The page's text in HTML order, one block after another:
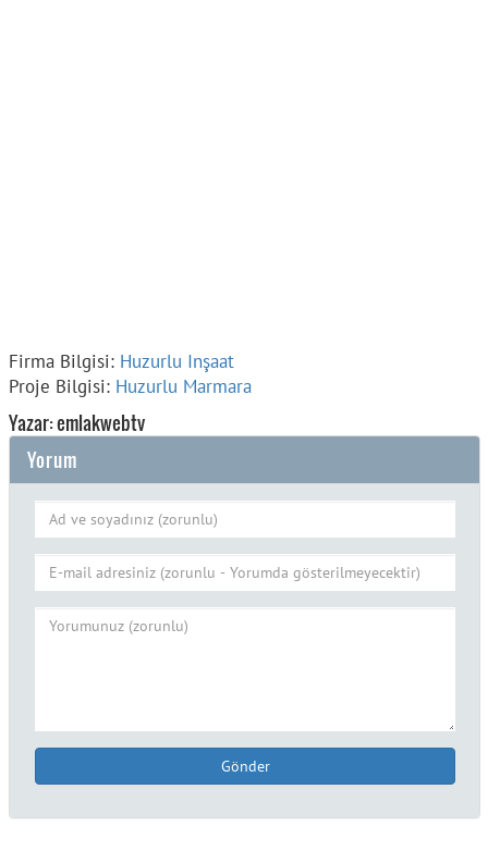
Firma Bilgisi: Huzurlu Inşaat
Proje Bilgisi: Huzurlu Marmara
Yazar: emlakwebtv
Yorum
Gönder